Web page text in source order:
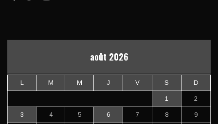
août 2026
L M M J V S D
1 2
3 4 5 6 7 8 9